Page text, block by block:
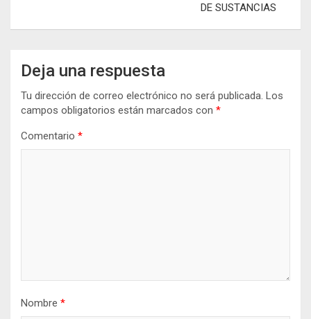
DE SUSTANCIAS
Deja una respuesta
Tu dirección de correo electrónico no será publicada. Los
campos obligatorios están marcados con *
Comentario *
Nombre *